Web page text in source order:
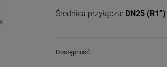
Średnica przyłącza: DN25 (R1”)
Dostępność: